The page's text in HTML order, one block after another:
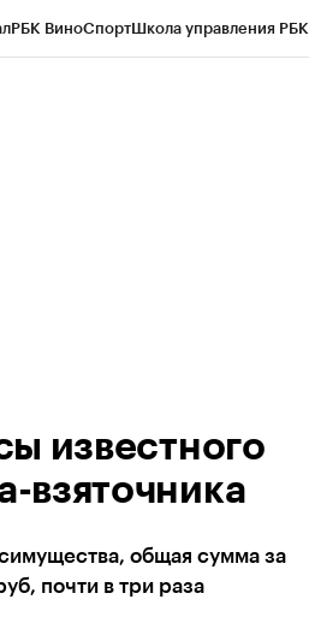
РБК ВиноСпортШкола управления РБК
известного
взяточника
общая сумма за
почти в три раза